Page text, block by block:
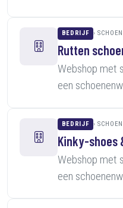
BEDRIJF
Rutten
Webshop met
een
BEDRIJF
Kinky-shoes
Webshop met
een